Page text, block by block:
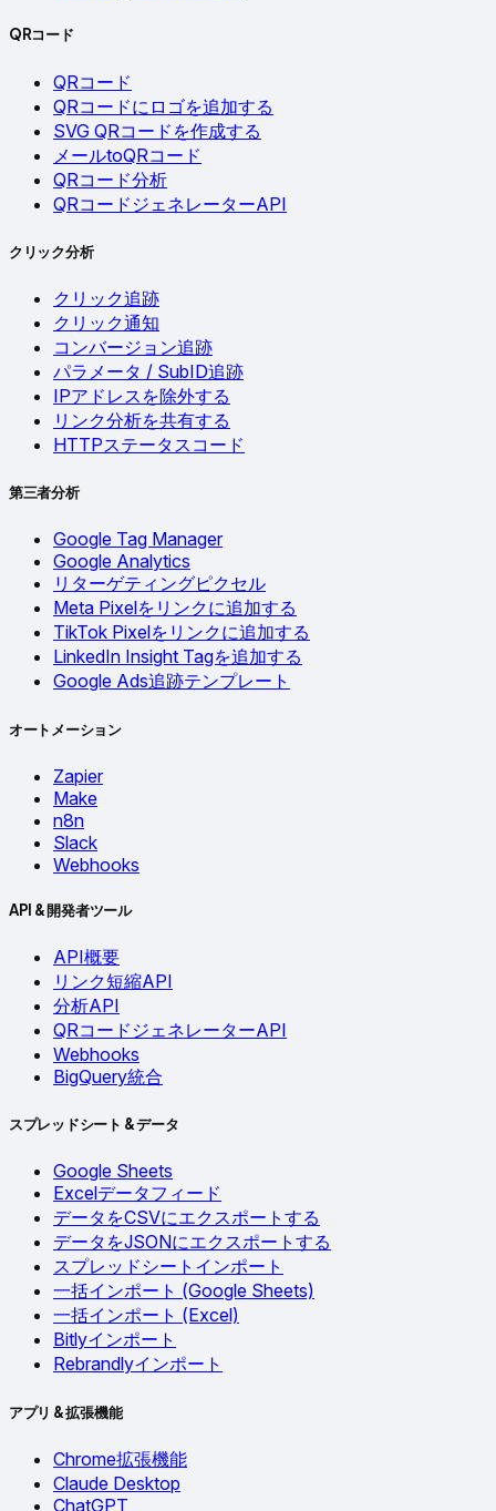
QRコード
QRコード
QRコードにロゴを追加する
SVG QRコードを作成する
メールtoQRコード
QRコード分析
QRコードジェネレーターAPI
クリック分析
クリック追跡
クリック通知
コンバージョン追跡
パラメータ / SubID追跡
IPアドレスを除外する
リンク分析を共有する
HTTPステータスコード
第三者分析
Google Tag Manager
Google Analytics
リターゲティングピクセル
Meta Pixelをリンクに追加する
TikTok Pixelをリンクに追加する
LinkedIn Insight Tagを追加する
Google Ads追跡テンプレート
オートメーション
Zapier
Make
n8n
Slack
Webhooks
API & 開発者ツール
API概要
リンク短縮API
分析API
QRコードジェネレーターAPI
Webhooks
BigQuery統合
スプレッドシート & データ
Google Sheets
Excelデータフィード
データをCSVにエクスポートする
データをJSONにエクスポートする
スプレッドシートインポート
一括インポート (Google Sheets)
一括インポート (Excel)
Bitlyインポート
Rebrandlyインポート
アプリ & 拡張機能
Chrome拡張機能
Claude Desktop
ChatGPT